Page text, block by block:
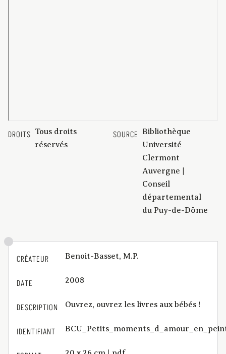
DROITS Tous droits
réservés
SOURCE
Bibliothèque
Université
Clermont
Auvergne |
Conseil
départemental
du Puy-de-Dôme
CRÉATEUR Benoit-Basset, M.P.
DATE 2008
DESCRIPTION Ouvrez, ouvrez les livres aux bébés !
IDENTIFIANT